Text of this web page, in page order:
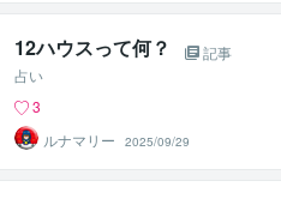
12ハウスって何？
記事
占い
3
ルナマリー
2025/09/29